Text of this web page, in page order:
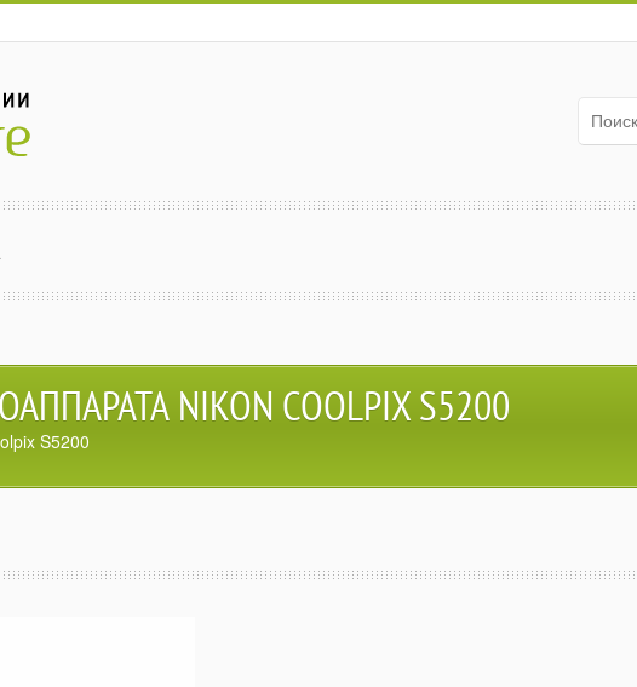
NIKON COOLPIX S5200
S5200